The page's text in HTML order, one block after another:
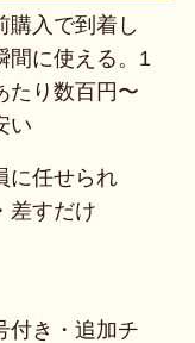
購入で到着し
間に使える。1
たり数百円〜
い
に任せられ
差すだけ
付き・追加チ